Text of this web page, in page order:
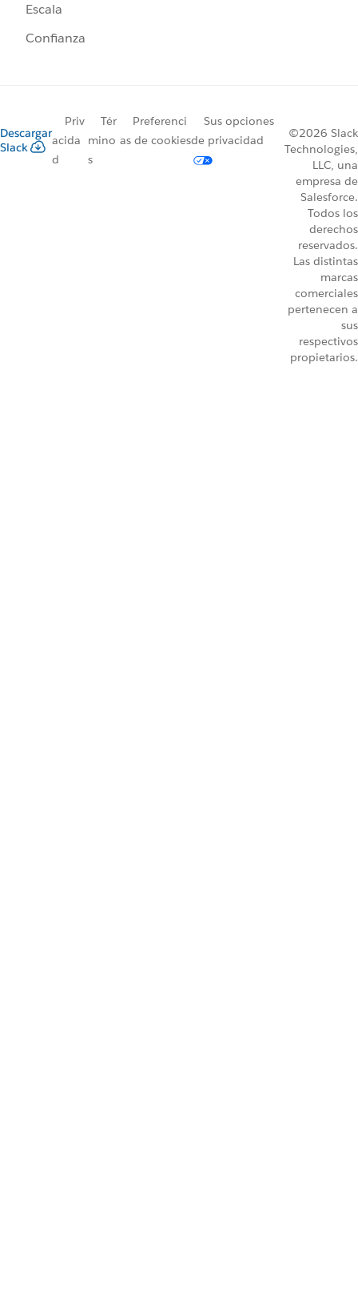
Escala
Confianza
Descargar
Slack
Priv
acida
d
Tér
mino
s
Preferenci
as de cookies
Sus opciones
de privacidad
©2026 Slack
Technologies,
LLC, una
empresa de
Salesforce.
Todos los
derechos
reservados.
Las distintas
marcas
comerciales
pertenecen a
sus
respectivos
propietarios.